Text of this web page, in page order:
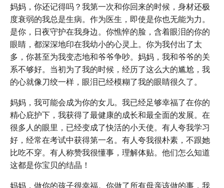
妈妈，你还记得吗？我第一次和你回来的时候，身材还极
度衰弱的我总是生病。作为医生，即使是你也无能为力。
是你，日夜守护在我身边。你憔悴的脸，含着眼泪的你的
眼睛，都深深地印在我幼小的心灵上。你为我付出了太
多，你甚至为我变态地和爷爷争吵。妈妈，我和爷爷的关
系不够好。当初为了我的时候，经历了这么大的尴尬，我
的心就像刀绞一样，眼泪已经模糊了我的眼睛很久了。
妈妈，我可能会成为你的女儿。我已经足够幸福了在你的
精心庇护下，我获得了最健康的成长和最全面的发展。在
很多人的眼里，已经变成了快活的小天使。有人夸我学习
好，经常在考试中获得第一名。有人夸我很朴素，不跟她
比吃不穿。有人称赞我很懂事，理解体贴。他们怎么知道
这都是你宝贝的结晶！
妈妈，做你的孩子很幸福。你做了所有母亲该做的事，我